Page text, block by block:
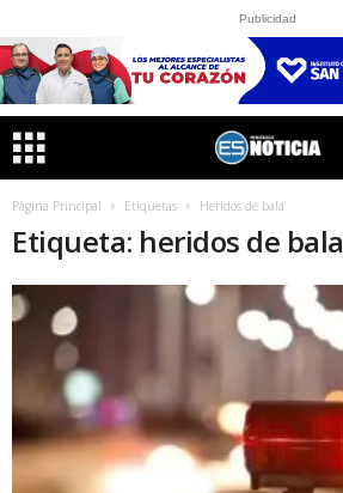
Publicidad
Página Principal Etiquetas Heridos de bala
Etiqueta: heridos de bala